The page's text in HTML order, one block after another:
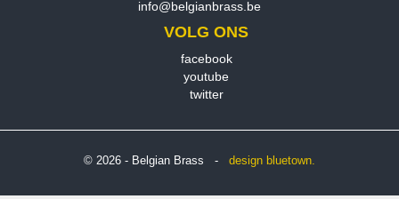
info@belgianbrass.be
VOLG ONS
facebook
youtube
twitter
© 2026 - Belgian Brass - design bluetown.